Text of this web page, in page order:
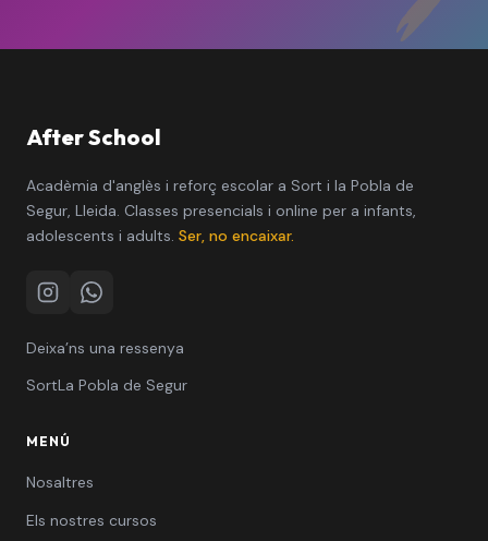
After School
Acadèmia d'anglès i reforç escolar a Sort i la Pobla de
Segur, Lleida. Classes presencials i online per a infants,
adolescents i adults. Ser, no encaixar.
InstagramWhatsApp
Deixa’ns una ressenya
SortLa Pobla de Segur
MENÚ
Nosaltres
Els nostres cursos